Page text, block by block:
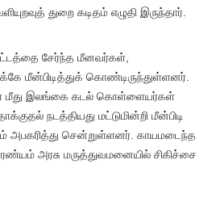
துறை கடிதம் எழுதி இருந்தார்.
சேர்ந்த மீனவர்கள்,
மீன்பிடித்துக் கொண்டிருந்துள்ளனர்.
மீது இலங்கை கடல் கொள்ளையர்கள்
நடத்தியது மட்டுமின்றி மீன்பிடி
சென்றுள்ளனர். காயமடைந்த
அரசு மருத்துவமனையில் சிகிச்சை